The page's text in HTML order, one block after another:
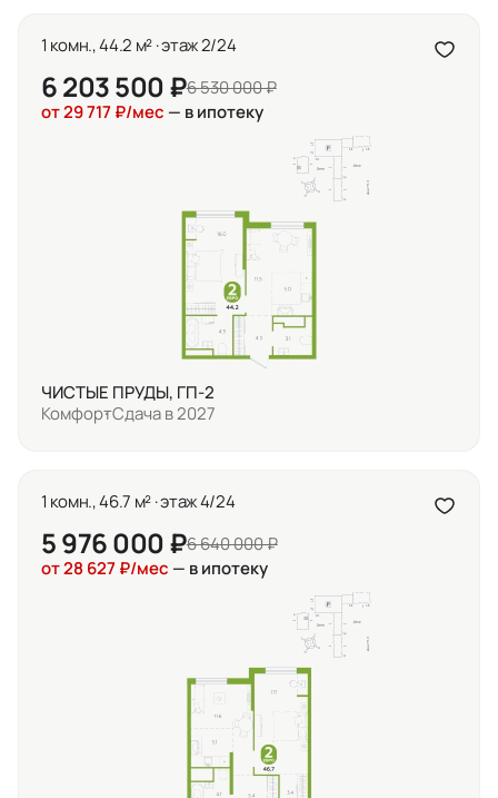
1 комн., 44.2 м² · этаж 2/24
6 203 500 ₽6 530 000 ₽
от 29 717 ₽/мес — в ипотеку
ЧИСТЫЕ ПРУДЫ, ГП-2
КомфортСдача в 2027
1 комн., 46.7 м² · этаж 4/24
5 976 000 ₽6 640 000 ₽
от 28 627 ₽/мес — в ипотеку